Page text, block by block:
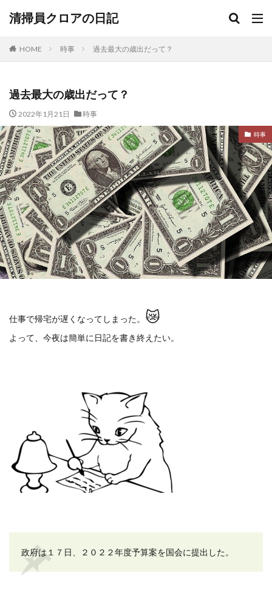
清掃員クロアの日記
HOME 時事 過去最大の歳出だって？
過去最大の歳出だって？
2022年1月21日 時事
時事
仕事で帰宅が遅くなってしまった。 😿
よって、今夜は簡単に日記を書き終えたい。
政府は１７日、２０２２年度予算案を国会に提出した。